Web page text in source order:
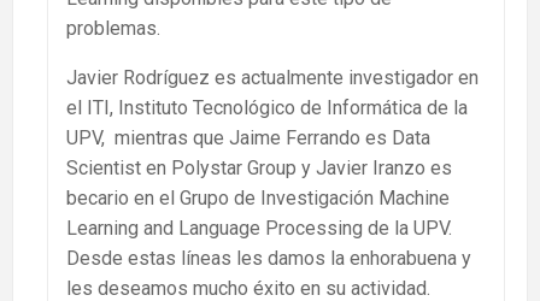
problemas.
Javier Rodríguez es actualmente investigador en
el ITI, Instituto Tecnológico de Informática de la
UPV, mientras que Jaime Ferrando es Data
Scientist en Polystar Group y Javier Iranzo es
becario en el Grupo de Investigación Machine
Learning and Language Processing de la UPV.
Desde estas líneas les damos la enhorabuena y
les deseamos mucho éxito en su actividad.